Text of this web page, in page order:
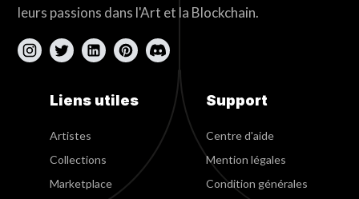
leurs passions dans l'Art et la Blockchain.
Liens utiles
Artistes
Collections
Marketplace
Support
Centre d'aide
Mention légales
Condition générales